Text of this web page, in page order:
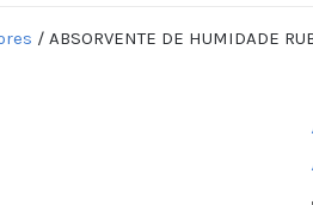
/ ABSORVENTE DE HUMIDADE